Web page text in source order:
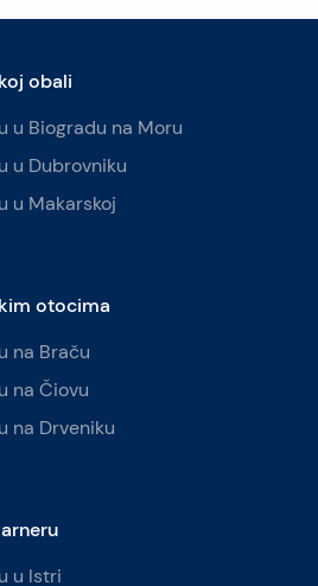
obali
u Biogradu na Moru
u Dubrovniku
u Makarskoj
otocima
na Braču
na Čiovu
na Drveniku
u Istri